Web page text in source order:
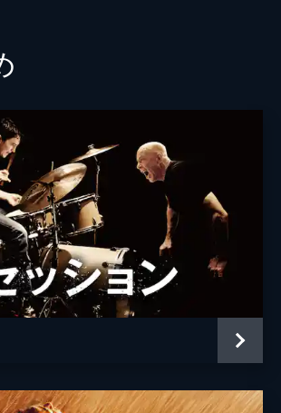
キャリー・ヘルナンデス
ミーガン・フェイ
デイモン・ガプトン
ジョシュ・ペンス
トレヴァー・リサウアー
デイミアン・チャゼル